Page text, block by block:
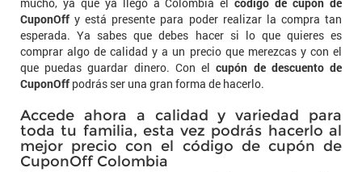
CuponOff y está presente para poder realizar la compra tan
esperada. Ya sabes que debes hacer si lo que quieres es
comprar algo de calidad y a un precio que merezcas y con el
que puedas guardar dinero. Con elcupón de descuento de
CuponOff podrás ser una gran forma de hacerlo.
Accede ahora a calidad y variedad para
toda tu familia, esta vez podrás hacerlo al
mejor precio con el código de cupón de
CuponOff Colombia